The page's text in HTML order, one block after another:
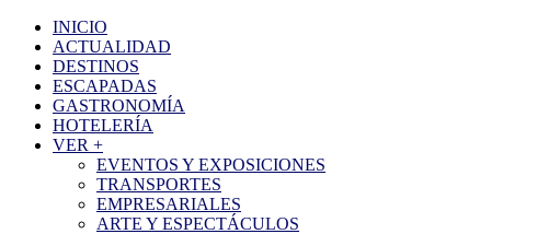
INICIO
ACTUALIDAD
DESTINOS
ESCAPADAS
GASTRONOMÍA
HOTELERÍA
VER +
EVENTOS Y EXPOSICIONES
TRANSPORTES
EMPRESARIALES
ARTE Y ESPECTÁCULOS